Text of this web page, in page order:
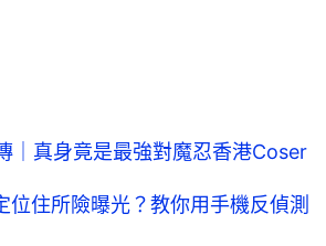
｜真身竟是最強對魔忍香港Coser
住所險曝光？教你用手機反偵測